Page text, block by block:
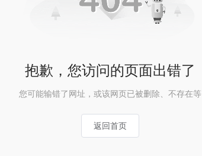
抱歉，您访问的页面出错了
您可能输错了网址，或该网页已被删除、不存在等
返回首页